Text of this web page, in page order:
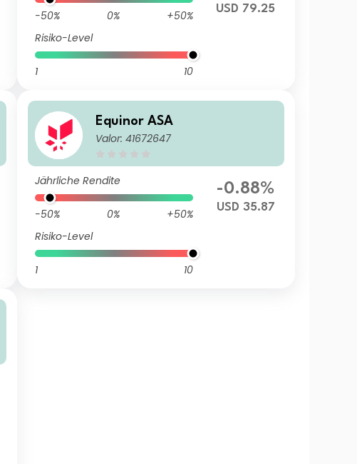
-50% 0%
+50%
Risiko-Level
1 10
USD 79.25
Equinor ASA
Valor: 41672647
Jährliche Rendite
-50% 0%
+50%
Risiko-Level
1 10
-0.88%
USD 35.87